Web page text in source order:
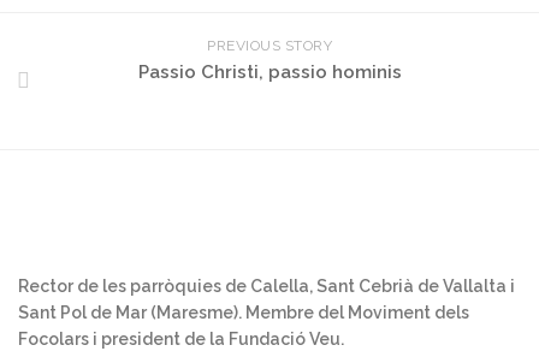
PREVIOUS STORY
Passio Christi, passio hominis
Rector de les parròquies de Calella, Sant Cebrià de Vallalta i
Sant Pol de Mar (Maresme). Membre del Moviment dels
Focolars i president de la Fundació Veu.